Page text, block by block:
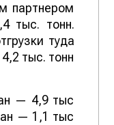
партнером
тыс. тонн.
туда
тыс. тонн
— 4,9 тыс
— 1,1 тыс